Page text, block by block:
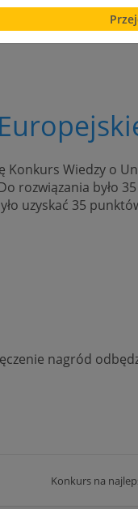
Konkurs Wiedzy o
rozwiązania było
uzyskać 35
nagród
Konkurs na